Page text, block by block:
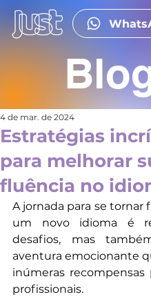
Estratégias
para melhorar
fluência no
4 de mar. de 2024
A jornada para se tornar
um novo idioma é
desafios, mas
aventura emocionante
inúmeras recompensas
profissionais.